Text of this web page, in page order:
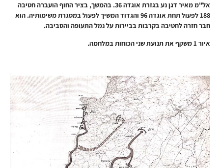
אל"מ מאיר דגן נע בגזרת אוגדה 36. בהמשך, בציר החוף הועברה חטיבה
188 לפעול תחת אוגדה 96 והגדוד המשיך לפעול במסגרת משימותיה. הוא
חבר חזרה לחטיבה בקרבות בביירות על נמל התעופה והסביבה.
איור 1 משקף את תנועת שני הכוחות במלחמה.